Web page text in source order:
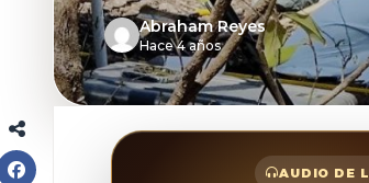
Abraham Reyes
Hace 4 años
AUDIO DE